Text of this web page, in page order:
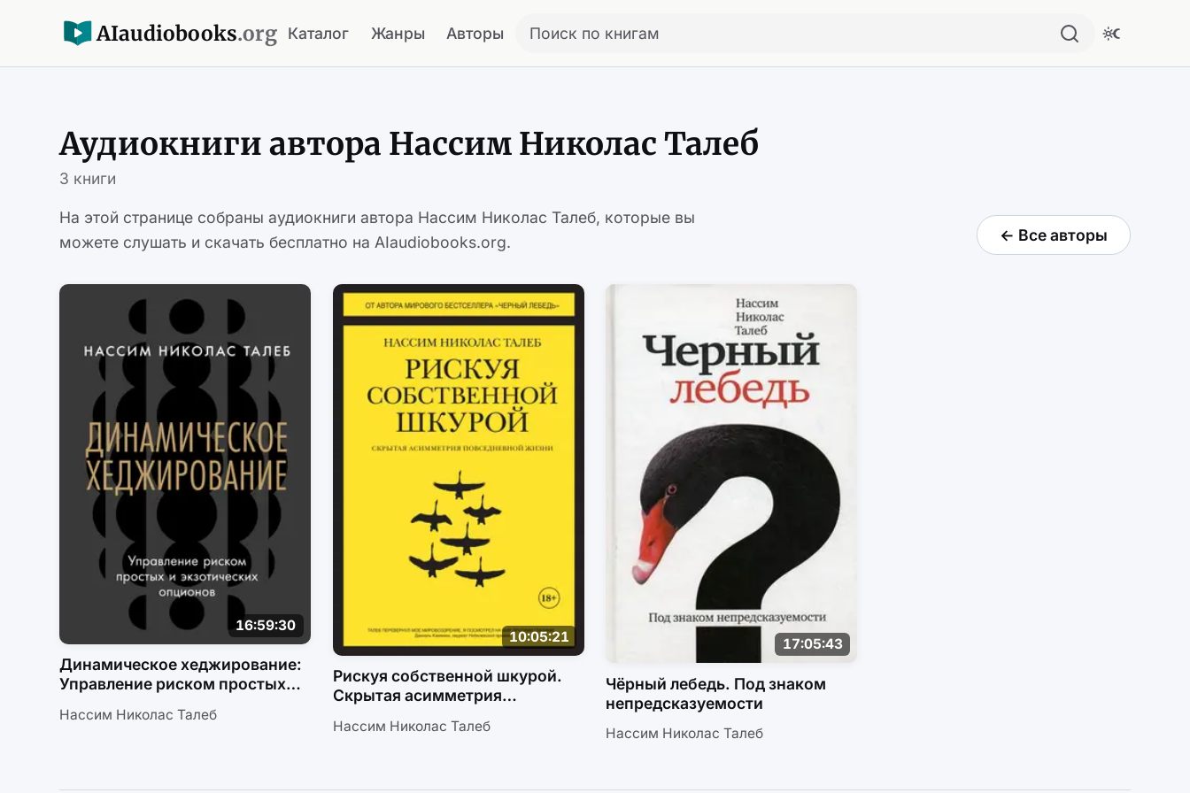
AIaudiobooks.org Каталог Жанры Авторы Поиск по книгам
Аудиокниги автора Нассим Николас Талеб
3 книги
На этой странице собраны аудиокниги автора Нассим Николас Талеб, которые вы
можете слушать и скачать бесплатно на AIaudiobooks.org.
← Все авторы
16:59:30
Динамическое хеджирование:
Управление риском простых
Нассим Николас Талеб
10:05:21
Рискуя собственной шкурой.
Скрытая асимметрия
Нассим Николас Талеб
17:05:43
Чёрный лебедь. Под знаком
непредсказуемости
Нассим Николас Талеб